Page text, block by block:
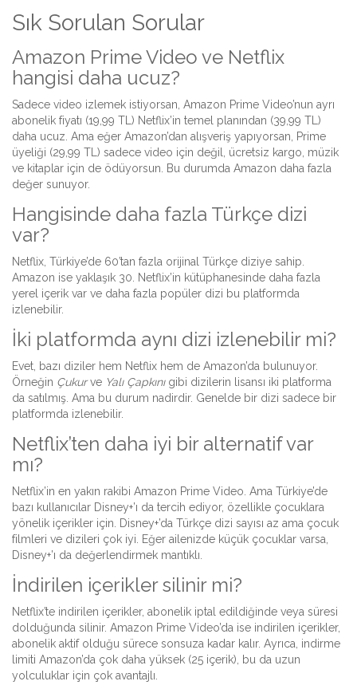
Sık Sorulan Sorular
Amazon Prime Video ve Netflix
hangisi daha ucuz?
Sadece video izlemek istiyorsan, Amazon Prime Video’nun ayrı
abonelik fiyatı (19,99 TL) Netflix’in temel planından (39,99 TL)
daha ucuz. Ama eğer Amazon’dan alışveriş yapıyorsan, Prime
üyeliği (29,99 TL) sadece video için değil, ücretsiz kargo, müzik
ve kitaplar için de ödüyorsun. Bu durumda Amazon daha fazla
değer sunuyor.
Hangisinde daha fazla Türkçe dizi
var?
Netflix, Türkiye’de 60’tan fazla orijinal Türkçe diziye sahip.
Amazon ise yaklaşık 30. Netflix’in kütüphanesinde daha fazla
yerel içerik var ve daha fazla popüler dizi bu platformda
izlenebilir.
İki platformda aynı dizi izlenebilir mi?
Evet, bazı diziler hem Netflix hem de Amazon’da bulunuyor.
Örneğin Çukurve Yalı Çapkınıgibi dizilerin lisansı iki platforma
da satılmış. Ama bu durum nadirdir. Genelde bir dizi sadece bir
platformda izlenebilir.
Netflix’ten daha iyi bir alternatif var
mı?
Netflix’in en yakın rakibi Amazon Prime Video. Ama Türkiye’de
bazı kullanıcılar Disney+’ı da tercih ediyor, özellikle çocuklara
yönelik içerikler için. Disney+’da Türkçe dizi sayısı az ama çocuk
filmleri ve dizileri çok iyi. Eğer ailenizde küçük çocuklar varsa,
Disney+’ı da değerlendirmek mantıklı.
İndirilen içerikler silinir mi?
Netflix’te indirilen içerikler, abonelik iptal edildiğinde veya süresi
dolduğunda silinir. Amazon Prime Video’da ise indirilen içerikler,
abonelik aktif olduğu sürece sonsuza kadar kalır. Ayrıca, indirme
limiti Amazon’da çok daha yüksek (25 içerik), bu da uzun
yolculuklar için çok avantajlı.